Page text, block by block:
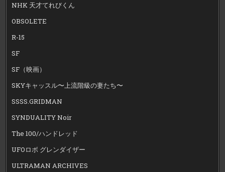
NHK 天才てれびくん
OBSOLETE
R-15
SF
SF（映画）
SKYキャッスル〜上流階級の妻たち〜
SSSS.GRIDMAN
SYNDUALITY Noir
The 100/ハンドレッド
UFOロボ グレンダイザー
ULTRAMAN ARCHIVES